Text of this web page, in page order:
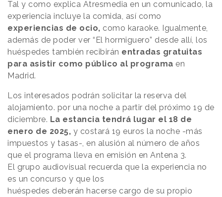
Tal y como explica Atresmedia en un comunicado, la
experiencia incluye la comida, así como
experiencias de ocio, como karaoke. Igualmente,
además de poder ver “El hormiguero” desde allí, los
huéspedes también recibirán entradas gratuitas
para asistir como público al programa en
Madrid.
Los interesados podrán solicitar la reserva del
alojamiento. por una noche a partir del próximo 19 de
diciembre. La estancia tendrá lugar el 18 de
enero de 2025, y costará 19 euros la noche -más
impuestos y tasas-, en alusión al número de años
que el programa lleva en emisión en Antena 3.
El grupo audiovisual recuerda que la experiencia no
es un concurso y que los
huéspedes deberán hacerse cargo de su propio